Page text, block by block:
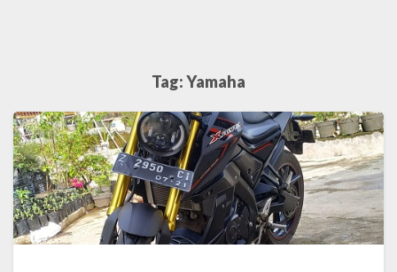
Tag:Yamaha